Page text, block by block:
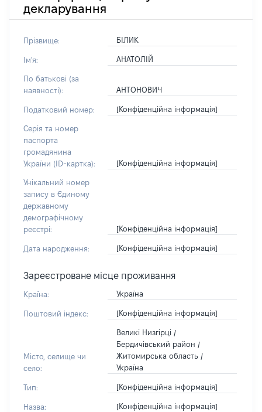
декларування
Прізвище: БІЛИК
Ім'я: АНАТОЛІЙ
По батькові (за
наявності):
АНТОНОВИЧ
Податковий номер: [Конфіденційна інформація]
Серія та номер
паспорта
громадянина
України (ID-картка):
[Конфіденційна інформація]
Унікальний номер
запису в Єдиному
державному
демографічному
реєстрі:
[Конфіденційна інформація]
Дата народження: [Конфіденційна інформація]
Зареєстроване місце проживання
Країна: Україна
Поштовий індекс: [Конфіденційна інформація]
Місто, селище чи
село:
Великі Низгірці /
Бердичівський район /
Житомирська область /
Україна
Тип: [Конфіденційна інформація]
Назва: [Конфіденційна інформація]